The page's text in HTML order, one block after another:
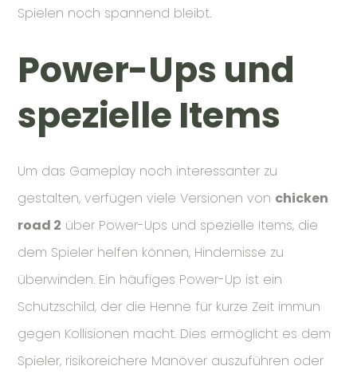
Spielen noch spannend bleibt.
Power-Ups und
spezielle Items
Um das Gameplay noch interessanter zu
gestalten, verfügen viele Versionen von chicken
road 2 über Power-Ups und spezielle Items, die
dem Spieler helfen können, Hindernisse zu
überwinden. Ein häufiges Power-Up ist ein
Schutzschild, der die Henne für kurze Zeit immun
gegen Kollisionen macht. Dies ermöglicht es dem
Spieler, risikoreichere Manöver auszuführen oder